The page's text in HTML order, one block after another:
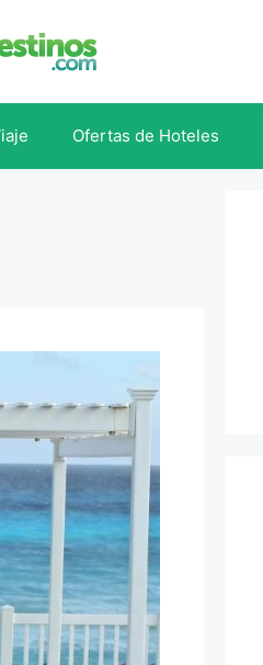
Ofertas de Hoteles